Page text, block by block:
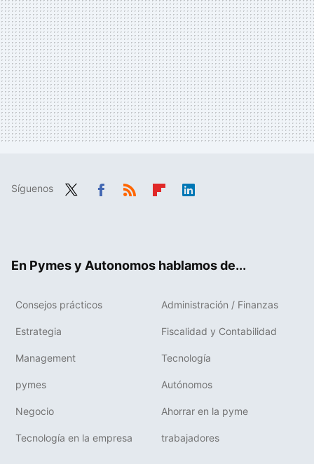
Síguenos
En Pymes y Autonomos hablamos de...
Consejos prácticos Administración / Finanzas
Estrategia Fiscalidad y Contabilidad
Management Tecnología
pymes Autónomos
Negocio Ahorrar en la pyme
Tecnología en la empresa trabajadores